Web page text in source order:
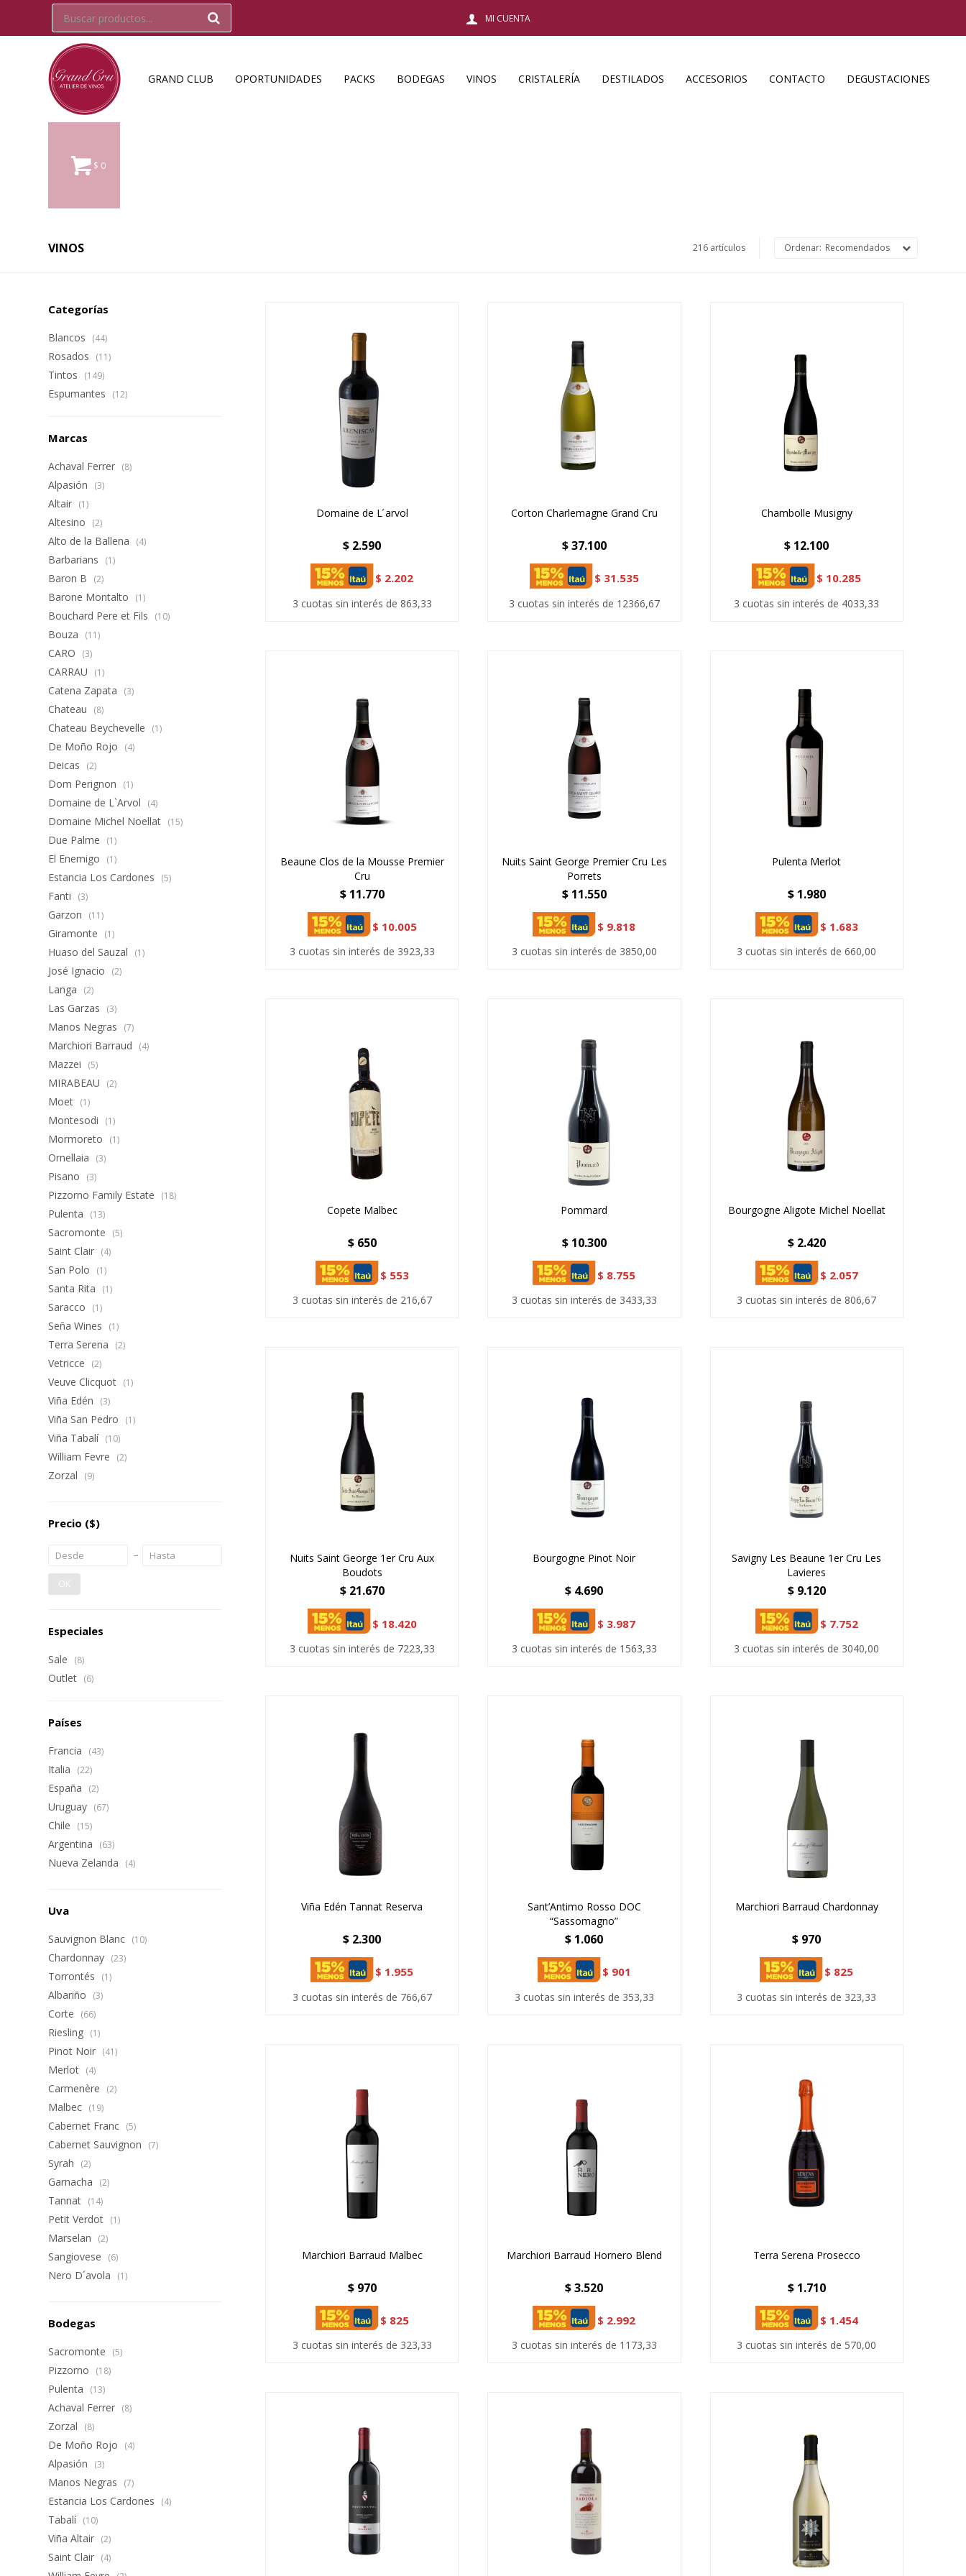
GRAND CLUB OPORTUNIDADES PACKS BODEGAS VINOS CRISTALERÍA DESTILADOS ACCESORIOS CONTACTO DEGUSTACIONES
$ 0
VINOS 216 artículos Recomendados
Domaine de L ́arvol
$ 2.590
$ 2.202
3 cuotas sin interés de 863,33
Corton Charlemagne Grand Cru
$37.100
$ 31.535
3 cuotas sin interés de 12366,67
Chambolle Musigny
$ 12.100
$ 10.285
3 cuotas sin interés de 4033,33
Beaune Clos de la Mousse Premier
Cru
$ 11.770
$ 10.005
3 cuotas sin interés de 3923,33
Nuits Saint George Premier Cru Les
Porrets
$ 11.550
$ 9.818
3 cuotas sin interés de 3850,00
Pulenta Merlot
$ 1.980
$ 1.683
3 cuotas sin interés de 660,00
Copete Malbec
$ 650
$ 553
3 cuotas sin interés de 216,67
Pommard
$ 10.300
$ 8.755
3 cuotas sin interés de 3433,33
Bourgogne Aligote Michel Noellat
$ 2.420
$ 2.057
3 cuotas sin interés de 806,67
Nuits Saint George 1er Cru Aux
Boudots
$ 21.670
$ 18.420
3 cuotas sin interés de 7223,33
Bourgogne Pinot Noir
$ 4.690
$ 3.987
3 cuotas sin interés de 1563,33
Savigny Les Beaune 1er Cru Les
Lavieres
$ 9.120
$ 7.752
3 cuotas sin interés de 3040,00
Viña Edén Tannat Reserva
$ 2.300
$ 1.955
3 cuotas sin interés de 766,67
Sant’Antimo Rosso DOC
“Sassomagno”
$ 1.060
$ 901
3 cuotas sin interés de 353,33
Marchiori Barraud Chardonnay
$ 970
$ 825
3 cuotas sin interés de 323,33
Marchiori Barraud Malbec
$ 970
$ 825
3 cuotas sin interés de 323,33
Marchiori Barraud Hornero Blend
$ 3.520
$ 2.992
3 cuotas sin interés de 1173,33
Terra Serena Prosecco
$ 1.710
$ 1.454
3 cuotas sin interés de 570,00
Categorías
Blancos (44)
Rosados (11)
Tintos (149)
Espumantes (12)
Marcas
Achaval Ferrer (8)
Alpasión (3)
Altair (1)
Altesino (2)
Alto de la Ballena (4)
Barbarians (1)
Baron B (2)
Barone Montalto (1)
Bouchard Pere et Fils (10)
Bouza (11)
CARO (3)
CARRAU (1)
Catena Zapata (3)
Chateau (8)
Chateau Beychevelle (1)
De Moño Rojo (4)
Deicas (2)
Dom Perignon (1)
Domaine de L`Arvol (4)
Domaine Michel Noellat (15)
Due Palme (1)
El Enemigo (1)
Estancia Los Cardones (5)
Fanti (3)
Garzon (11)
Giramonte (1)
Huaso del Sauzal (1)
José Ignacio (2)
Langa (2)
Las Garzas (3)
Manos Negras (7)
Marchiori Barraud (4)
Mazzei (5)
MIRABEAU (2)
Moet (1)
Montesodi (1)
Mormoreto (1)
Ornellaia (3)
Pisano (3)
Pizzorno Family Estate (18)
Pulenta (13)
Sacromonte (5)
Saint Clair (4)
San Polo (1)
Santa Rita (1)
Saracco (1)
Seña Wines (1)
Terra Serena (2)
Vetricce (2)
Veuve Clicquot (1)
Viña Edén (3)
Viña San Pedro (1)
Viña Tabalí (10)
William Fevre (2)
Zorzal (9)
Precio ($)
OK
Especiales
Sale (8)
Outlet (6)
Países
Francia (43)
Italia (22)
España (2)
Uruguay (67)
Chile (15)
Argentina (63)
Nueva Zelanda (4)
Uva
Sauvignon Blanc (10)
Chardonnay (23)
Torrontés (1)
Albariño (3)
Corte (66)
Riesling (1)
Pinot Noir (41)
Merlot (4)
Carmenère (2)
Malbec (19)
Cabernet Franc (5)
Cabernet Sauvignon (7)
Syrah (2)
Garnacha (2)
Tannat (14)
Petit Verdot (1)
Marselan (2)
Sangiovese (6)
Nero D´avola (1)
Bodegas
Sacromonte (5)
Pizzorno (18)
Pulenta (13)
Achaval Ferrer (8)
Zorzal (8)
De Moño Rojo (4)
Alpasión (3)
Manos Negras (7)
Estancia Los Cardones (4)
Tabalí (10)
Viña Altair (2)
Saint Clair (4)